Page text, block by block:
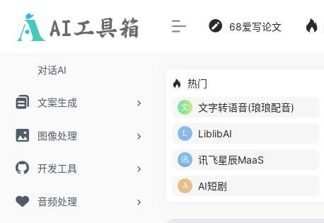
对话AI
文案生成
图像处理
开发工具
音频处理
68爱写论文
热门
文字转语音(琅琅配音)
LiblibAI
讯飞星辰MaaS
AI短剧